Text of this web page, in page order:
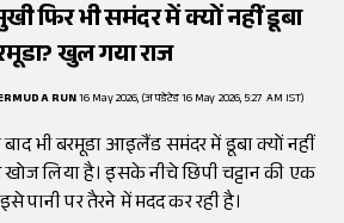
फिर भी समंदर में क्यों नहीं डूबा
खुल गया राज
RUN16 May 2026, (अपडेटेड 16 May 2026, 5:27 AM IST)
भी बरमूडा आइलैंड समंदर में डूबा क्यों नहीं
लिया है। इसके नीचे छिपी चट्टान की एक
पानी पर तैरने में मदद कर रही है।